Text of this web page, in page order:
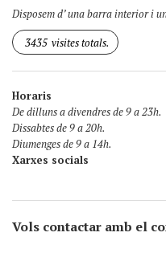
Disposem d’ una barra interior i
3435 visites totals.
Horaris
De dilluns a divendres de 9 a 23h.
Dissabtes de 9 a 20h.
Diumenges de 9 a 14h.
Xarxes socials
Vols contactar amb el